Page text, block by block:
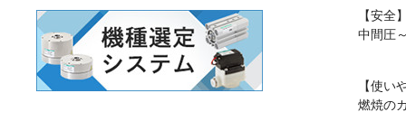
【安全
中間圧
【使い
燃焼の